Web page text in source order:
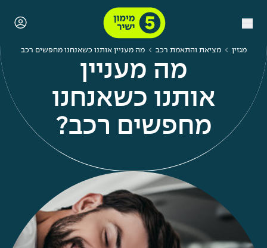
מגזין מציאת והתאמת רכב מה מעניין אותנו כשאנחנו מחפשים רכב
מה מעניין
אותנו כשאנחנו
מחפשים רכב?